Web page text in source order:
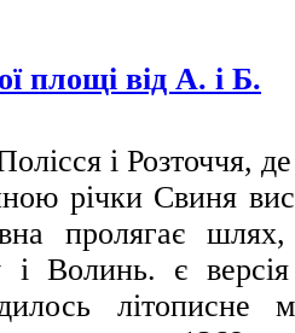
площі від А. і Б.
і Розточчя,
річки Свиня
пролягає
і Волинь. є
літописне